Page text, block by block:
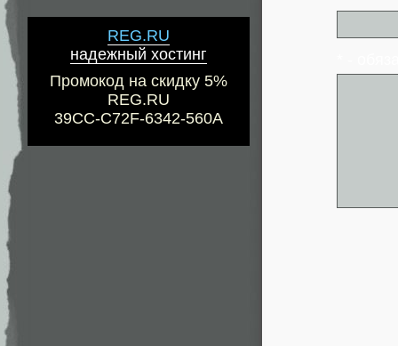
REG.RU
надежный хостинг
Промокод на скидку 5%
REG.RU
39CC-C72F-6342-560A